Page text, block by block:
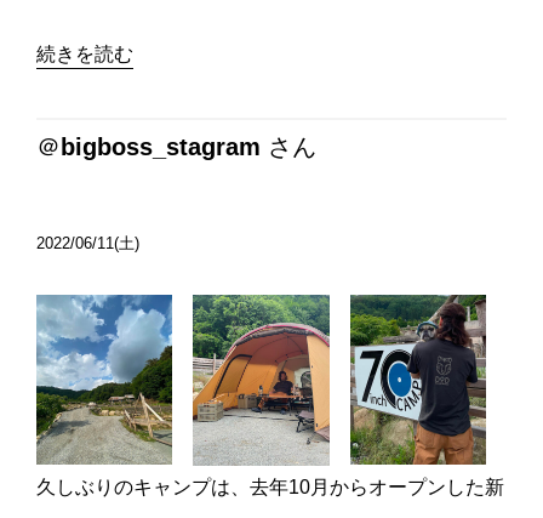
続きを読む
＠ bigboss_stagram さん
2022/06/11(土)
久しぶりのキャンプは、去年10月からオープンした新